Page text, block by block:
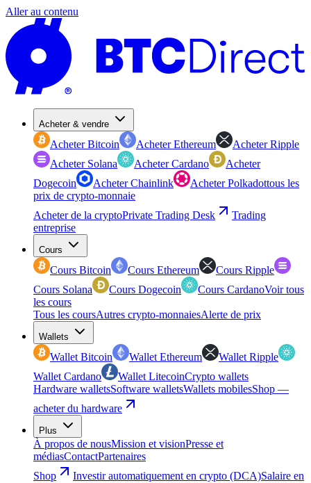
Aller au contenu
Acheter & vendre
Acheter Bitcoin Acheter Ethereum
Acheter Ripple
Acheter Solana
Acheter Cardano
Acheter
Dogecoin
Acheter Chainlink Acheter Polkadottous les
prix de crypto-monnaie
Acheter de la cryptoPrivate Trading Desk
Trading
entreprise
Cours
Cours Bitcoin Cours Ethereum
Cours Ripple
Cours Solana
Cours Dogecoin Cours CardanoVoir tous
les cours
Tous les coursAutres crypto-monnaiesAlerte de prix
Wallets
Wallet Bitcoin Wallet Ethereum
Wallet Ripple
Wallet Cardano
Wallet LitecoinCrypto wallets
Hardware walletsSoftware walletsWallets mobilesShop —
acheter du hardware
Plus
À propos de nousMission et visionPresse et
médiasContactPartenaires
Shop
Investir automatiquement en crypto (DCA)Salaire en